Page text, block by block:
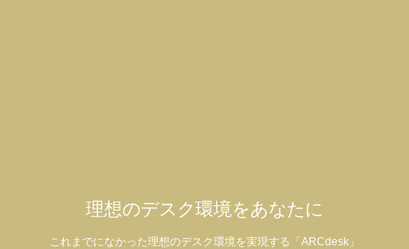
理想のデスク環境をあなたに
これまでになかった理想のデスク環境を実現する「ARCdesk」